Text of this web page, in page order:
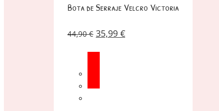
Bota de Serraje Velcro Victoria
44,90€ 35,99 €